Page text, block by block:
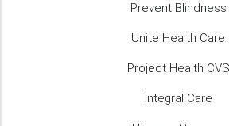
Prevent Blindness
Unite Health Care
Project Health CVS
Integral Care